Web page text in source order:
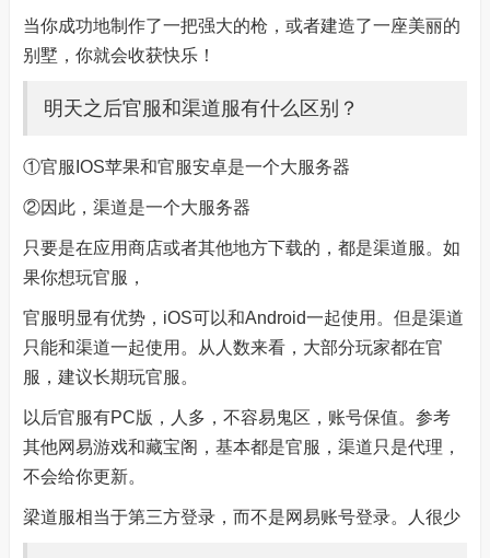
当你成功地制作了一把强大的枪，或者建造了一座美丽的
别墅，你就会收获快乐！
明天之后官服和渠道服有什么区别？
①官服IOS苹果和官服安卓是一个大服务器
②因此，渠道是一个大服务器
只要是在应用商店或者其他地方下载的，都是渠道服。如
果你想玩官服，
官服明显有优势，iOS可以和Android一起使用。但是渠道
只能和渠道一起使用。从人数来看，大部分玩家都在官
服，建议长期玩官服。
以后官服有PC版，人多，不容易鬼区，账号保值。参考
其他网易游戏和藏宝阁，基本都是官服，渠道只是代理，
不会给你更新。
梁道服相当于第三方登录，而不是网易账号登录。人很少